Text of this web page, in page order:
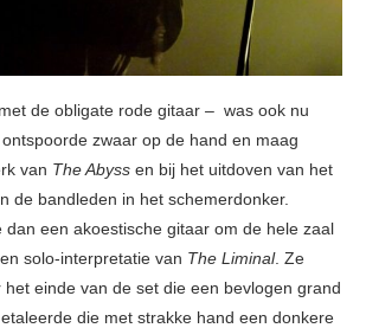
met de obligate rode gitaar – was ook nu
zwaar op de hand en maag
van The Abyss en bij het uitdoven van het
de bandleden in het schemerdonker.
dan een akoestische gitaar om de hele zaal
solo-interpretatie van The Liminal. Ze
einde van de set die een bevlogen grand
die met strakke hand een donkere